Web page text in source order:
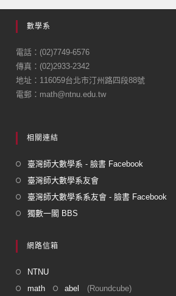
e
b
o
o
k
數學系
電話：(02)7749-6576
傳真：(02)2933-2342
地址：116059台北市汀州路四段88號
電郵：math@ntnu.edu.tw
相關連結
臺灣師大數學系 - 臉書 Facebook
臺灣師大數學系友會
臺灣師大數學系系友會 - 臉書 Facebook
獨數一閣 BBS
網路信箱
NTNU
math
abel (Roundcube)